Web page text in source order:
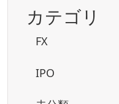
カテゴリ
FX
IPO